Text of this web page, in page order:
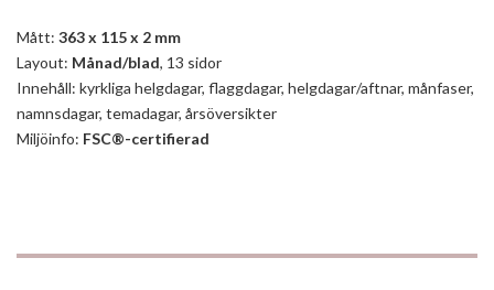
Mått: 363 x 115 x 2 mm
Layout: Månad/blad, 13 sidor
Innehåll: kyrkliga helgdagar, flaggdagar, helgdagar/aftnar, månfaser,
namnsdagar, temadagar, årsöversikter
Miljöinfo: FSC®-certifierad